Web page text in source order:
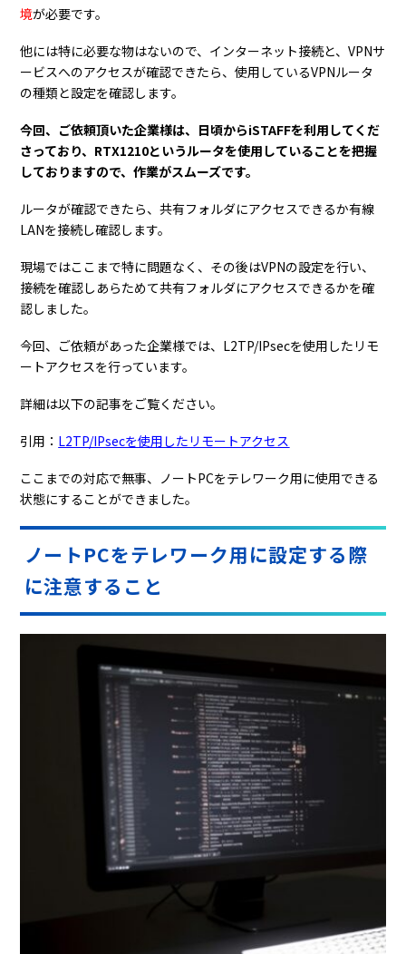
境が必要です。
他には特に必要な物はないので、インターネット接続と、VPNサ
ービスへのアクセスが確認できたら、使用しているVPNルータ
の種類と設定を確認します。
今回、ご依頼頂いた企業様は、日頃からiSTAFFを利用してくだ
さっており、RTX1210というルータを使用していることを把握
しておりますので、作業がスムーズです。
ルータが確認できたら、共有フォルダにアクセスできるか有線
LANを接続し確認します。
現場ではここまで特に問題なく、その後はVPNの設定を行い、
接続を確認しあらためて共有フォルダにアクセスできるかを確
認しました。
今回、ご依頼があった企業様では、L2TP/IPsecを使用したリモ
ートアクセスを行っています。
詳細は以下の記事をご覧ください。
引用： L2TP/IPsecを使用したリモートアクセス
ここまでの対応で無事、ノートPCをテレワーク用に使用できる
状態にすることができました。
ノートPCをテレワーク用に設定する際
に注意すること